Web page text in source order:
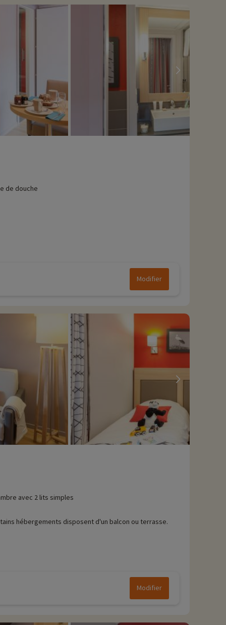
de douche
Modifier
avec 2 lits simples
hébergements disposent d'un balcon ou terrasse.
Modifier